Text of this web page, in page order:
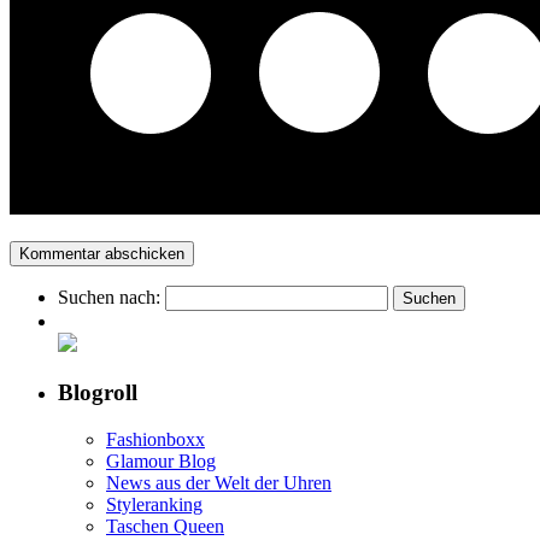
Suchen nach:
Blogroll
Fashionboxx
Glamour Blog
News aus der Welt der Uhren
Styleranking
Taschen Queen